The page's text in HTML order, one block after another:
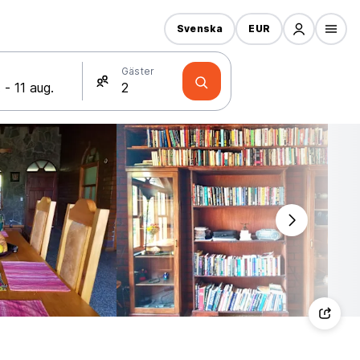
Gäster
Svenska EUR